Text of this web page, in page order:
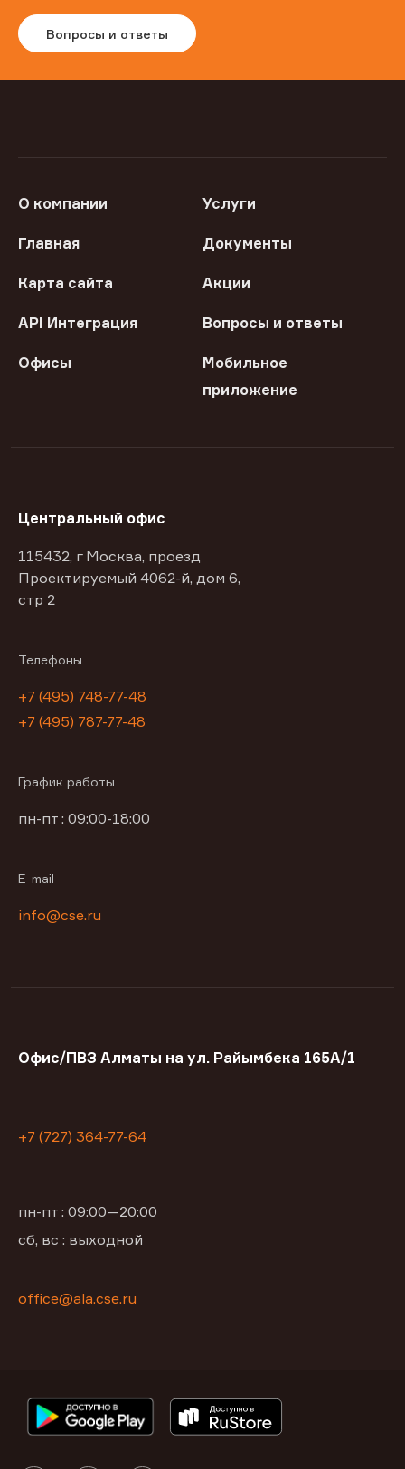
Вопросы и ответы
О компании Услуги
Главная Документы
Карта сайта Акции
API Интеграция Вопросы и ответы
Офисы
Мобильное
приложение
Центральный офис
115432, г Москва, проезд
Проектируемый 4062-й, дом 6,
стр 2
Телефоны
+7 (495) 748-77-48
+7 (495) 787-77-48
График работы
пн-пт : 09:00-18:00
E-mail
info@cse.ru
Офис/ПВЗ Алматы на ул. Райымбека 165А/1
+7 (727) 364-77-64
пн-пт : 09:00—20:00
сб, вс : выходной
office@ala.cse.ru